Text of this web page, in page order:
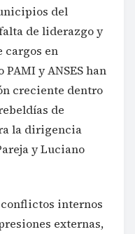
del
de liderazgo y
cargos en
y ANSES han
creciente dentro
de
la dirigencia
y Luciano
internos
externas,